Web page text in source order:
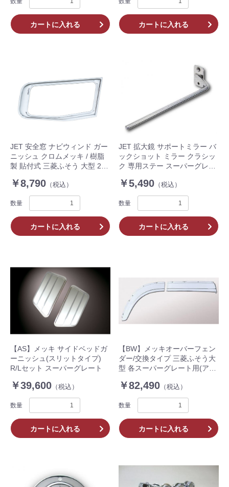
カートに入れる カートに入れる
JET 安全窓 ナビウィンド ガー
ニッシュ クロムメッキ / 樹脂
製 貼付式 三菱ふそう 大型 23 /
トラック 572496
￥8,790 （税込）
数量
カートに入れる
JET 拡大鏡 サポートミラー バ
ックショット ミラー クラシッ
ク 専用ステー スーパーグレー
レス製 トラック 570996
￥5,490 （税込）
数量
カートに入れる
【AS】メッキ サイドベッドガ
ーニッシュ(スリットタイプ)
R/Lセット スーパーグレート
￥39,600 （税込）
数量
カートに入れる
【BW】メッキオーバーフェン
ダー/交換タイプ 三菱ふそう大
型 各スーパーグレート用(アー
￥82,490 （税込）
数量
カートに入れる